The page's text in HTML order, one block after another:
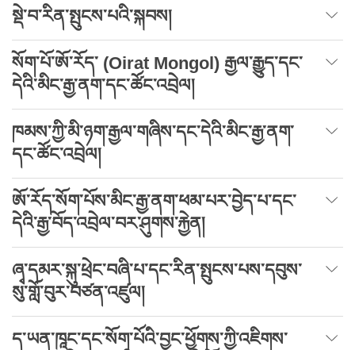
སྡེ་བ་རིན་སྤུངས་པའི་སྐབས།
སོག་པོ་ཨོ་རོད་ (Oirat Mongol) རྒྱལ་རྒྱུད་དང་
དེའི་མིང་རྒྱ་ནག་དང་ཚོང་འབྲེལ།
ཁམས་ཀྱི་མི་ཉག་རྒྱལ་གཞིས་དང་དེའི་མིང་རྒྱ་ནག་
དང་ཚོང་འབྲེལ།
ཨོ་རོད་སོག་པོས་མིང་རྒྱ་ནག་ཕམ་པར་བྱེད་པ་དང་
དེའི་རྒྱ་བོད་འབྲེལ་བར་ཤུགས་རྐྱེན།
ཞྭ་དམར་སྐུ་ཕྲེང་བཞི་པ་དང་རིན་སྤུངས་པས་དབུས་
སུ་གློ་བུར་བཙན་འཛུལ།
ད་ཡན་ཁཱང་དང་སོག་པོའི་བྱང་ཕྱོགས་ཀྱི་འཇིགས་